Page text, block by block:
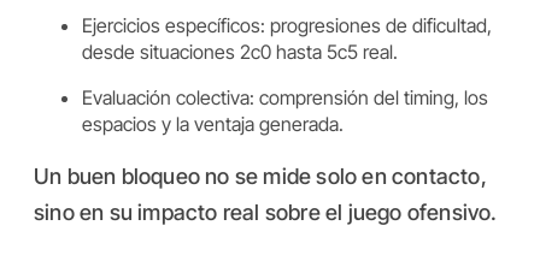
Ejercicios específicos: progresiones de dificultad,
desde situaciones 2c0 hasta 5c5 real.
Evaluación colectiva: comprensión del timing, los
espacios y la ventaja generada.
Un buen bloqueo no se mide solo en contacto,
sino en su impacto real sobre el juego ofensivo.